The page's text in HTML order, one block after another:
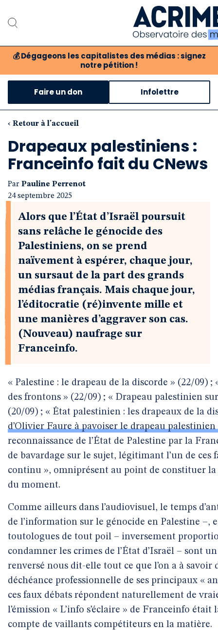
💰 Dégageons les capitalistes des médias : signez
notre pétition !
Notre critique des
Notre revue
Boutique
Faire un don Infolettre
‹ Retour à l'accueil
Drapeaux palestiniens :
Franceinfo fait du CNews
Par Pauline Perrenot
24 septembre 2025
Alors que l’État d’Israël poursuit
sans relâche le génocide des
Palestiniens, on se prend
naïvement à espérer, chaque jour,
un sursaut de la part des grands
médias français. Mais chaque jour,
l’éditocratie (ré)invente mille et
une manières d’aggraver son cas.
(Nouveau) naufrage sur
Franceinfo.
« Palestine : le drapeau de la discorde » (22/09)
des frontons » (22/09) ; « Drapeau palestinien
(20/09) ; « État palestinien : les drapeaux de la
d’Olivier Faure à pavoiser le drapeau
reconnaissance de l’État de Palestine par la
de bavardage sur le sujet, légitimant l’un de ces
continu », omniprésent au point de constituer
du moment.
Comme ailleurs dans l’audiovisuel, le temps
de l’information sur le génocide en Palestine –,
toutologues de tout poil – inversement
condamner les crimes de l’État d’Israël – sont
renversé nous dit-elle tout ce que l’on a à savoir
déchéance professionnelle de ses principaux «
ces faux débats répondent naturellement de
l’émission « L’info s’éclaire » de Franceinfo
compte de vaillants compétiteurs en la matière.